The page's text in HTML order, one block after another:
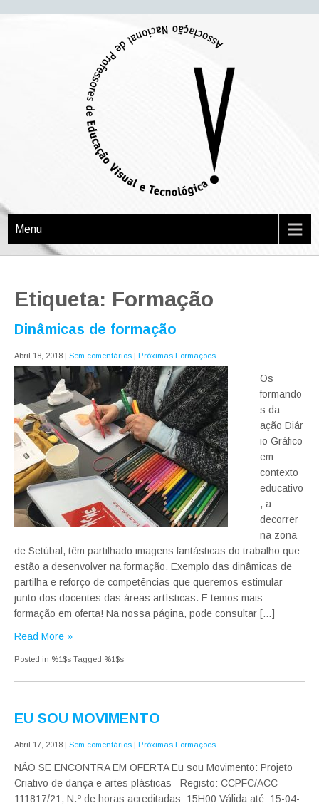
APEVT
Associação Nacional de Professores de Educação Visual e Tecnológica
Menu
Etiqueta: Formação
Dinâmicas de formação
Abril 18, 2018 | Sem comentários | Próximas Formações
Os
formando
s da
ação Diár
io Gráfico
em
contexto
educativo
, a
decorrer
na zona
de Setúbal, têm partilhado imagens fantásticas do trabalho que
estão a desenvolver na formação. Exemplo das dinâmicas de
partilha e reforço de competências que queremos estimular
junto dos docentes das áreas artísticas. E temos mais
formação em oferta! Na nossa página, pode consultar […]
Read More »
Posted in %1$s Tagged %1$s
EU SOU MOVIMENTO
Abril 17, 2018 | Sem comentários | Próximas Formações
NÃO SE ENCONTRA EM OFERTA Eu sou Movimento: Projeto
Criativo de dança e artes plásticas Registo: CCPFC/ACC-
111817/21, N.º de horas acreditadas: 15H00 Válida até: 15-04-